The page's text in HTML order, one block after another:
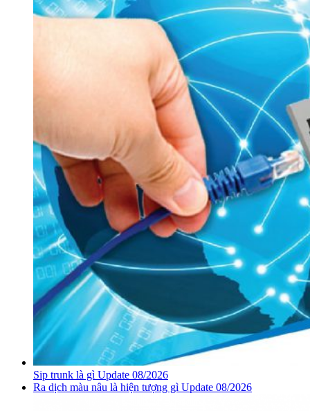
Sip trunk là gì Update 08/2026
Ra dịch màu nâu là hiện tượng gì Update 08/2026